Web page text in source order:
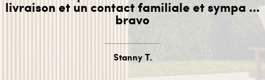
livraison et un contact familiale et sympa …
bravo
Stanny T.